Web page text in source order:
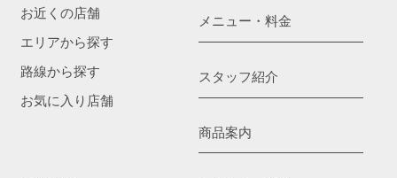
お近くの店舗
エリアから探す
路線から探す
お気に入り店舗
メニュー・料金
スタッフ紹介
商品案内